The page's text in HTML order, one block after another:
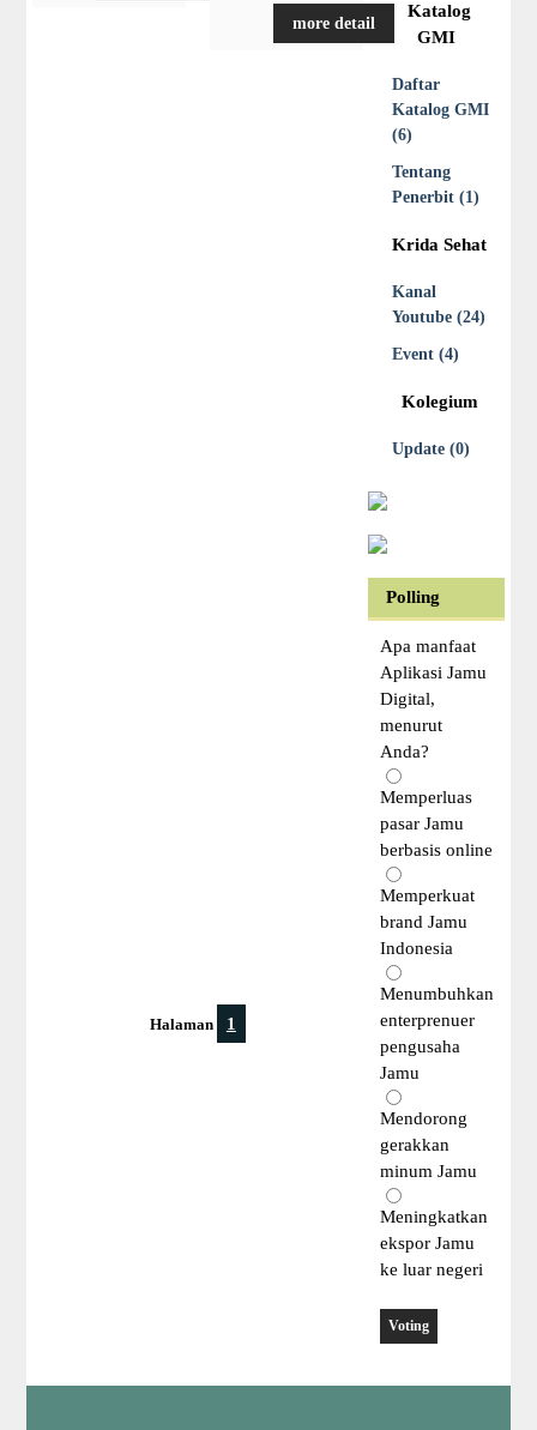
more detail
Halaman 1
Katalog
GMI
Daftar
Katalog GMI
(6)
Tentang
Penerbit (1)
Krida Sehat
Kanal
Youtube (24)
Event (4)
Kolegium
Update (0)
Polling
Apa manfaat
Aplikasi Jamu
Digital,
menurut
Anda?
Memperluas
pasar Jamu
berbasis online
Memperkuat
brand Jamu
Indonesia
Menumbuhkan
enterprenuer
pengusaha
Jamu
Mendorong
gerakkan
minum Jamu
Meningkatkan
ekspor Jamu
ke luar negeri